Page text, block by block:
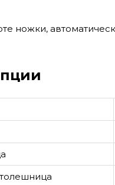
ножки,